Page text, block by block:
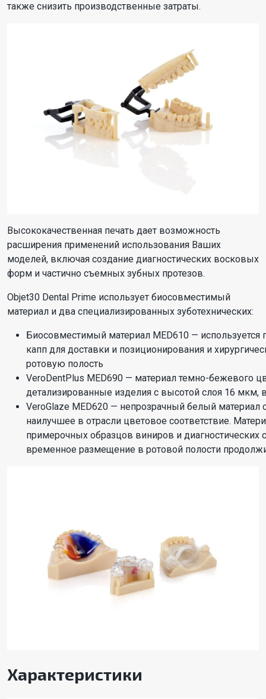
также снизить производственные затраты.
Высококачественная печать дает возможность
расширения применений использования Ваших
моделей, включая создание диагностических восковых
форм и частично съемных зубных протезов.
Objet30 Dental Prime использует биосовместимый
материал и два специализированных зуботехнических:
Биосовместимый материал MED610 — используется
капп для доставки и позиционирования и
ротовую полость
VeroDentPlus MED690 — материал темно-бежевого
детализированные изделия с высотой слоя 16 мкм,
VeroGlaze MED620 — непрозрачный белый материал
наилучшее в отрасли цветовое соответствие.
примерочных образцов виниров и
временное размещение в ротовой полости
Характеристики